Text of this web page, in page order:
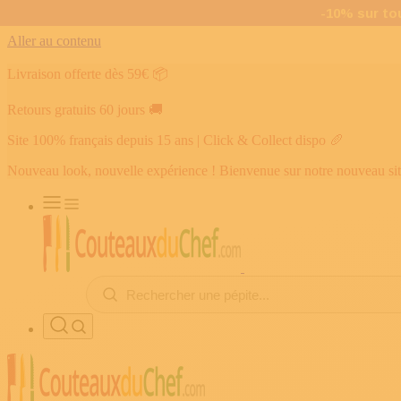
Aller au contenu
Livraison offerte dès 59€ 📦
Retours gratuits 60 jours 🚚
Site 100% français depuis 15 ans | Click & Collect dispo 🥖
Nouveau look, nouvelle expérience ! Bienvenue sur notre nouveau